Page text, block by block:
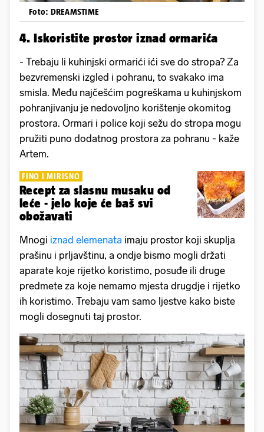
Foto: DREAMSTIME
4. Iskoristite prostor iznad ormarića
- Trebaju li kuhinjski ormarići ići sve do stropa? Za
bezvremenski izgled i pohranu, to svakako ima
smisla. Među najčešćim pogreškama u kuhinjskom
pohranjivanju je nedovoljno korištenje okomitog
prostora. Ormari i police koji sežu do stropa mogu
pružiti puno dodatnog prostora za pohranu - kaže
Artem.
FINO I MIRISNO
Recept za slasnu musaku od
leće - jelo koje će baš svi
obožavati
Mnogi iznad elemenata imaju prostor koji skuplja
prašinu i prljavštinu, a ondje bismo mogli držati
aparate koje rijetko koristimo, posuđe ili druge
predmete za koje nemamo mjesta drugdje i rijetko
ih koristimo. Trebaju vam samo ljestve kako biste
mogli dosegnuti taj prostor.